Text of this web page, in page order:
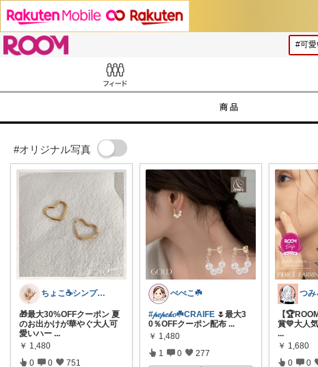
商品
#オリジナル写真
ちょこ☕️シンプルで快適な暮らし🌱
🎁最大30%OFFクーポン 夏
のお出かけが華やぐ大人可
愛いハー ...
￥ 1,480
0 0 751
ぺぺこ☘️
#𝓅𝑒𝓅𝑒𝓀𝑜☘️CRAIFE 🌷最大3
0％OFFクーポン配布 ...
￥ 1,480
1 0 277
【
賞💛大人
...
￥ 1,680
0 0